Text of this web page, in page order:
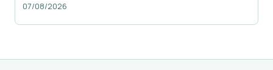
07/08/2026